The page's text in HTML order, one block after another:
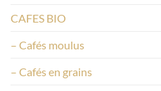
CAFES BIO
– Cafés moulus
– Cafés en grains